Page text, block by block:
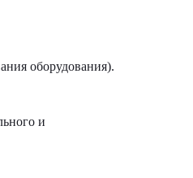
оборудования).
и